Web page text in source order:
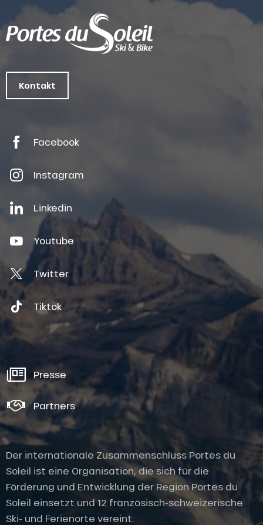
Kontakt
Facebook
Instagram
Linkedin
Youtube
Twitter
Tiktok
Presse
Partners
Der internationale Zusammenschluss Portes du
Soleil ist eine Organisation, die sich für die
Förderung und Entwicklung der Region Portes du
Soleil einsetzt und 12 französisch-schweizerische
Ski- und Ferienorte vereint.